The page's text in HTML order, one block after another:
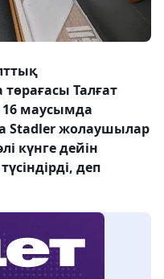
Талғат
маусымда
Stadler жолаушылар
күнге дейін
деп